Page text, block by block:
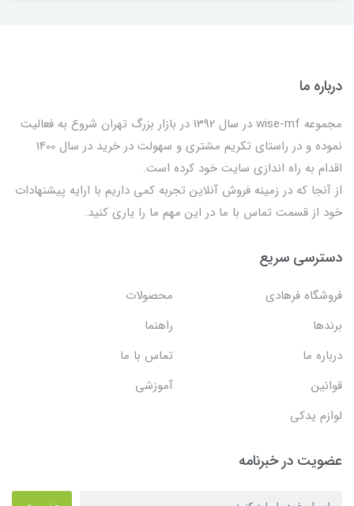
درباره ما
مجموعه wise-mf در سال 1392 در بازار بزرگ تهران شروع به فعالیت
نموده و در راستای تکریم مشتری و سهولت در خرید در سال 1400
اقدام به راه اندازی سایت خود کرده است.
از آنجا که در زمینه فروش آنلاین تجربه کمی داریم با ارایه پیشنهادات
خود از قسمت تماس با ما در این مهم ما را یاری کنید.
دسترسی سریع
فروشگاه فرهادی
محصولات
برندها
راهنما
درباره ما
تماس با ما
قوانین
آموزشی
لوازم یدکی
عضویت در خبرنامه